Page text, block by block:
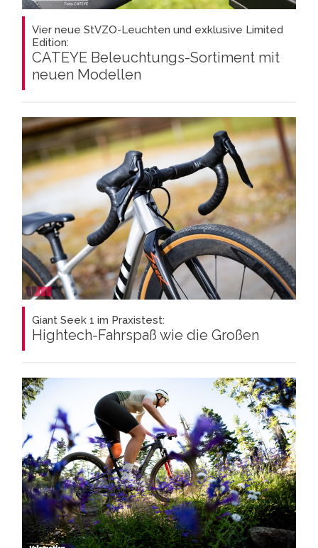
Vier neue StVZO-Leuchten und exklusive Limited
Edition:
CATEYE Beleuchtungs-Sortiment mit
neuen Modellen
Giant Seek 1 im Praxistest:
Hightech-Fahrspaß wie die Großen